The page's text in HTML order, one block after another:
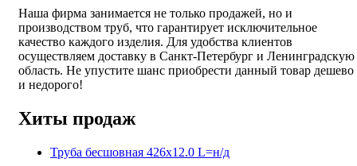
Наша фирма занимается не только продажей, но и
производством труб, что гарантирует исключительное
качество каждого изделия. Для удобства клиентов
осуществляем доставку в Санкт-Петербург и Ленинградскую
область. Не упустите шанс приобрести данный товар дешево
и недорого!
Хиты продаж
Труба бесшовная 426х12.0 L=н/д